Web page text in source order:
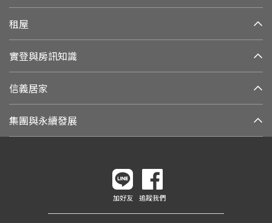
租屋
實登與房訊知識
信義居家
集團與永續發展
加好友 追蹤我們